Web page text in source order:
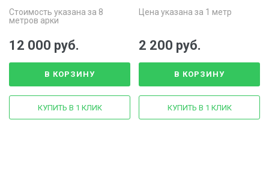
Стоимость указана за 8
метров арки
12 000 руб.
В КОРЗИНУ
КУПИТЬ В 1 КЛИК
Цена указана за 1 метр
2 200 руб.
В КОРЗИНУ
КУПИТЬ В 1 КЛИК